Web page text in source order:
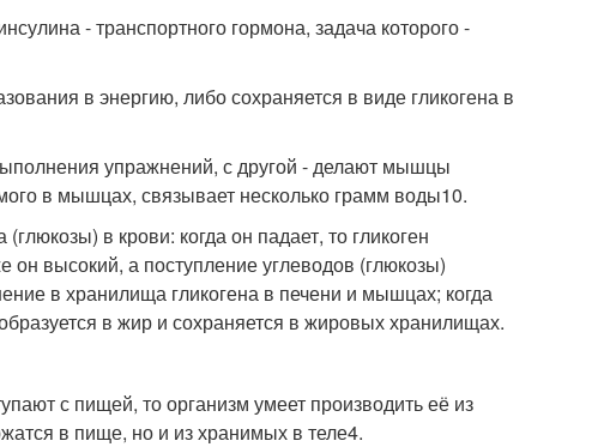
- транспортного гормона, задача которого -
в энергию, либо сохраняется в виде гликогена в
упражнений, с другой - делают мышцы
в мышцах, связывает несколько грамм воды10.
в крови: когда он падает, то гликоген
он высокий, а поступление углеводов (глюкозы)
в хранилища гликогена в печени и мышцах; когда
в жир и сохраняется в жировых хранилищах.
с пищей, то организм умеет производить её из
в пище, но и из хранимых в теле4.